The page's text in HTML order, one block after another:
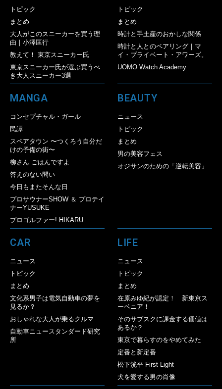
トピック
まとめ
大人がこのスニーカーを買う理
由｜小澤匡行
教えて！ 東京スニーカー氏
東京スニーカー氏が選ぶ買うべ
き大人スニーカー3選
トピック
まとめ
時計と手土産のおかしな関係
時計と人とのペアリング｜マ
イ・プライベート・アワーズ。
UOMO Watch Academy
MANGA
コンセプチャル・ガール
民譚
スペアタウン 〜つくろう自分だ
けの予備の街〜
柳さん ごはんですよ
答えのない問い
今日もまたそんな日
プロサウナーSHOW ＆ プロテイ
ナーYUSUKE
プロゴルファー! HIKARU
BEAUTY
ニュース
トピック
まとめ
男の美容フェス
オジサンのための「逆転美容」
CAR
ニュース
トピック
まとめ
文化系男子は電気自動車の夢を
見るか？
おしゃれな大人が乗るクルマ
自動車ニュースタンダード研究
所
LIFE
ニュース
トピック
まとめ
在原みゆ紀が認定！ 新東京ス
ーベニア！
そのサブスクに課金する価値は
あるか？
東京で暮らすのをやめてみた
定番と新定番
松下洸平 First Light
犬を愛する男の肖像